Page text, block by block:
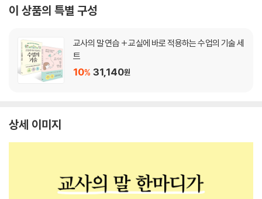
이 상품의 특별 구성
교사의 말 연습 + 교실에 바로 적용하는 수업의 기술 세
트
10% 31,140원
상세 이미지